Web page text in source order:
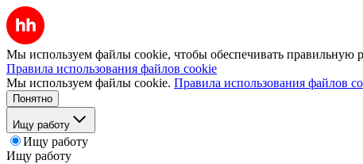
Мы используем файлы cookie, чтобы обеспечивать правильную
Правила использования файлов cookie
Мы используем файлы cookie. Правила использования файлов
Понятно
Ищу работу
Ищу работу
Ищу работу